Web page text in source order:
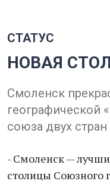
СТАТУС
НОВАЯ
Смоленск
географической
союза двух стран
- Смоленск —
столицы Союзного